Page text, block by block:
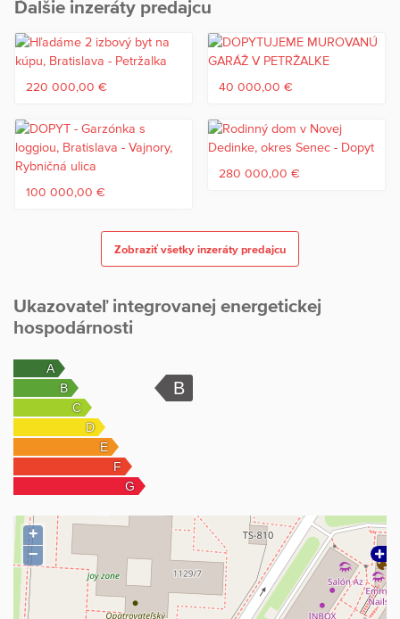
Ďalšie inzeráty predajcu
220 000,00 € 40 000,00 €
100 000,00 €
280 000,00 €
Zobraziť všetky inzeráty predajcu
Ukazovateľ integrovanej energetickej
hospodárnosti
+
−